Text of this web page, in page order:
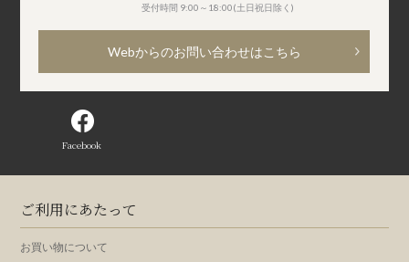
受付時間 9:00～18:00(土日祝日除く)
Webからのお問い合わせはこちら
Facebook
ご利用にあたって
お買い物について